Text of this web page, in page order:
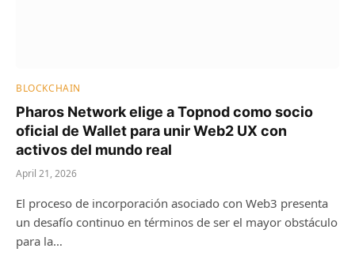
BLOCKCHAIN
Pharos Network elige a Topnod como socio
oficial de Wallet para unir Web2 UX con
activos del mundo real
April 21, 2026
El proceso de incorporación asociado con Web3 presenta
un desafío continuo en términos de ser el mayor obstáculo
para la…